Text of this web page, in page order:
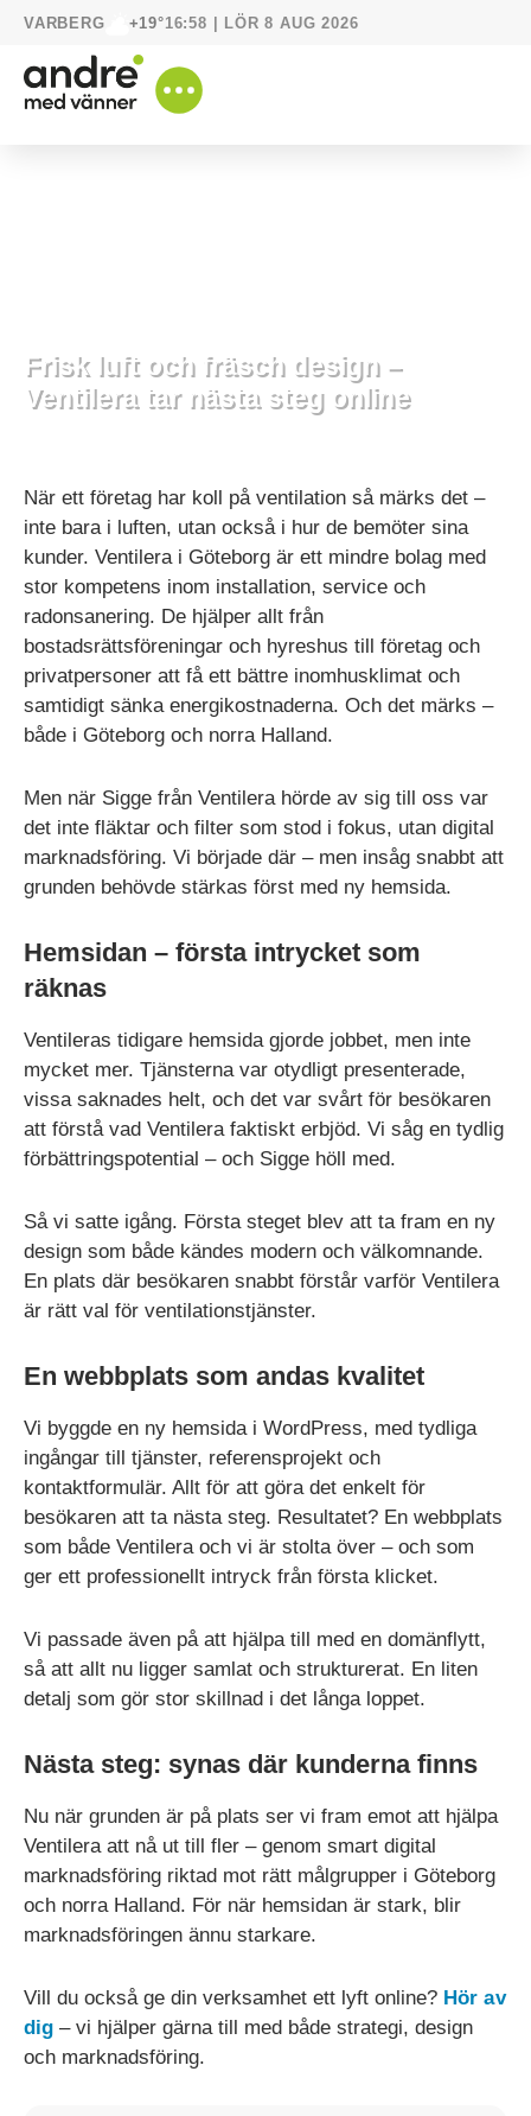
VARBERG +19°16:58 | LÖR 8 AUG 2026
Frisk luft och fräsch design –
Ventilera tar nästa steg online
När ett företag har koll på ventilation så märks det –
inte bara i luften, utan också i hur de bemöter sina
kunder. Ventilera i Göteborg är ett mindre bolag med
stor kompetens inom installation, service och
radonsanering. De hjälper allt från
bostadsrättsföreningar och hyreshus till företag och
privatpersoner att få ett bättre inomhusklimat och
samtidigt sänka energikostnaderna. Och det märks –
både i Göteborg och norra Halland.
Men när Sigge från Ventilera hörde av sig till oss var
det inte fläktar och filter som stod i fokus, utan digital
marknadsföring. Vi började där – men insåg snabbt att
grunden behövde stärkas först med ny hemsida.
Hemsidan – första intrycket som
räknas
Ventileras tidigare hemsida gjorde jobbet, men inte
mycket mer. Tjänsterna var otydligt presenterade,
vissa saknades helt, och det var svårt för besökaren
att förstå vad Ventilera faktiskt erbjöd. Vi såg en tydlig
förbättringspotential – och Sigge höll med.
Så vi satte igång. Första steget blev att ta fram en ny
design som både kändes modern och välkomnande.
En plats där besökaren snabbt förstår varför Ventilera
är rätt val för ventilationstjänster.
En webbplats som andas kvalitet
Vi byggde en ny hemsida i WordPress, med tydliga
ingångar till tjänster, referensprojekt och
kontaktformulär. Allt för att göra det enkelt för
besökaren att ta nästa steg. Resultatet? En webbplats
som både Ventilera och vi är stolta över – och som
ger ett professionellt intryck från första klicket.
Vi passade även på att hjälpa till med en domänflytt,
så att allt nu ligger samlat och strukturerat. En liten
detalj som gör stor skillnad i det långa loppet.
Nästa steg: synas där kunderna finns
Nu när grunden är på plats ser vi fram emot att hjälpa
Ventilera att nå ut till fler – genom smart digital
marknadsföring riktad mot rätt målgrupper i Göteborg
och norra Halland. För när hemsidan är stark, blir
marknadsföringen ännu starkare.
Vill du också ge din verksamhet ett lyft online? Hör av
dig – vi hjälper gärna till med både strategi, design
och marknadsföring.